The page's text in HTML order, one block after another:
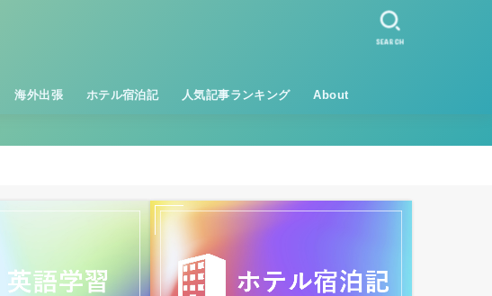
海外出張 ホテル宿泊記 人気記事ランキング About
SEARCH